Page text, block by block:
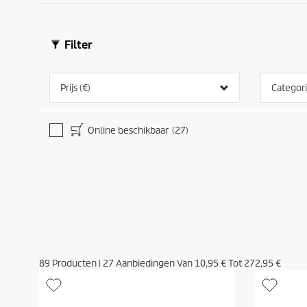
Filter
Prijs (€)
Online beschikbaar (27)
89 Producten | 27Aanbiedingen Van 10,95 €Tot 272,95 €